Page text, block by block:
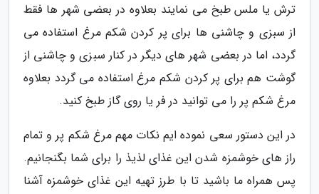
ترش یا ملس طبخ می نمایند بعلاوه در بعضی شهر ها فقط
از سبزی و چاشنی ها برای پر کردن شکم مرغ استفاده می
گردد، اما در بعضی شهر های دیگر در کنار سبزی و چاشنی از
گوشت هم برای پر کردن شکم مرغ استفاده می گردد بعلاوه
مرغ شکم پر را می توانید در فر یا روی گاز طبخ کنید.
در این دستور سعی نموده ایم نکات مهم مرغ شکم پر و تمام
راز های خوشمزه شدن این غذای لذیذ را برای شما بگنجانیم.
پس همراه ما باشید تا با طرز تهیه این غذای خوشمزه آشنا